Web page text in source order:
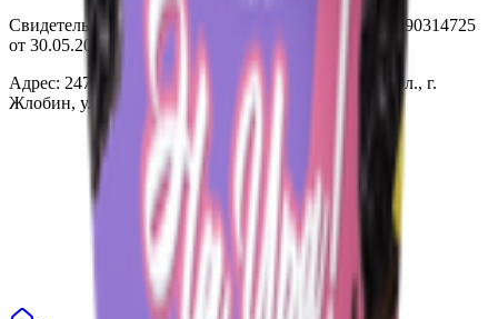
Свидетельство о государственной регистрации № 490314725
от 30.05.2003г выдано Гомельским облисполкомом
Адрес: 247210, Республика Беларусь, Гомельская обл., г.
Жлобин, ул. Козлова 2-А